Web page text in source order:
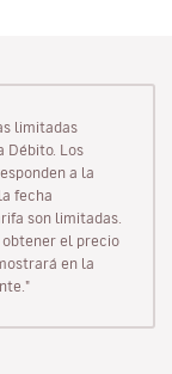
limitadas
Débito. Los
a la
fecha
son limitadas.
obtener el precio
en la